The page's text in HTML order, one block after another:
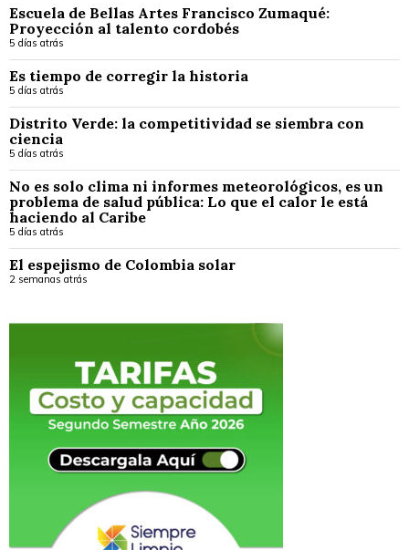
Escuela de Bellas Artes Francisco Zumaqué:
Proyección al talento cordobés
5 días atrás
Es tiempo de corregir la historia
5 días atrás
Distrito Verde: la competitividad se siembra con
ciencia
5 días atrás
No es solo clima ni informes meteorológicos, es un
problema de salud pública: Lo que el calor le está
haciendo al Caribe
5 días atrás
El espejismo de Colombia solar
2 semanas atrás